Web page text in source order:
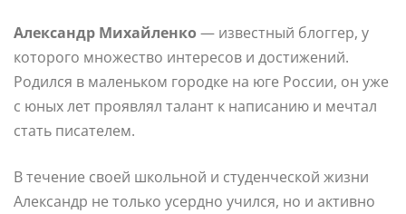
Александр Михайленко — известный блоггер, у
которого множество интересов и достижений.
Родился в маленьком городке на юге России, он уже
с юных лет проявлял талант к написанию и мечтал
стать писателем.
В течение своей школьной и студенческой жизни
Александр не только усердно учился, но и активно